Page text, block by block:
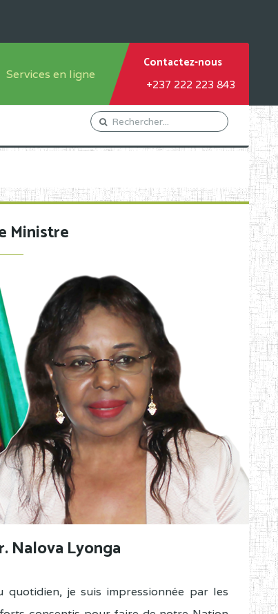
Services en ligne
Orientation Conseil
Gestion du Personnel
Demande de subvention
Contactez-nous
+237 222 223 843
Ministre
Nalova Lyonga
quotidien, je suis impressionnée par les